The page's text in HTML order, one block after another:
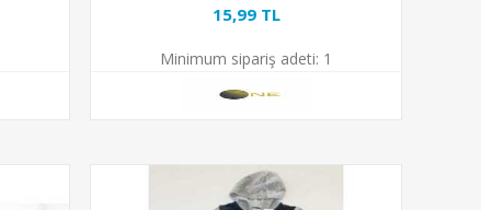
15,99 TL
Minimum sipariş adeti: 1